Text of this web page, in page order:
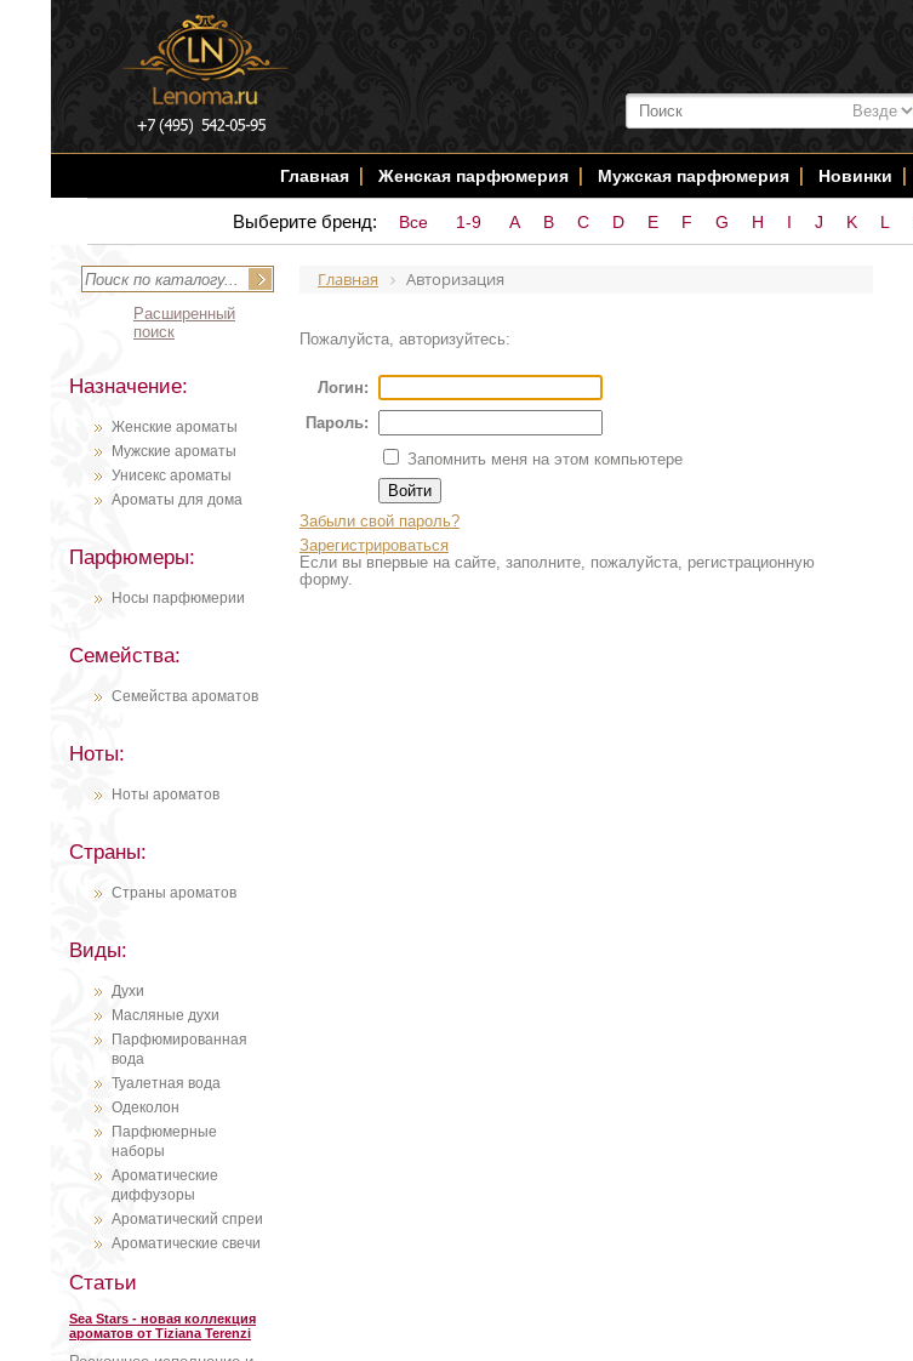
Главная Женская парфюмерия Мужская парфюмерия Новинки
Выберите бренд: Все 1-9 A B C D E F G H I J K L
Расширенный
поиск
Назначение:
Женские ароматы
Мужские ароматы
Унисекс ароматы
Ароматы для дома
Парфюмеры:
Носы парфюмерии
Семейства:
Семейства ароматов
Ноты:
Ноты ароматов
Страны:
Страны ароматов
Виды:
Духи
Масляные духи
Парфюмированная
вода
Туалетная вода
Одеколон
Парфюмерные
наборы
Ароматические
диффузоры
Ароматический спреи
Ароматические свечи
Статьи
Sea Stars - новая коллекция
ароматов от Tiziana Terenzi
Главная Авторизация
Пожалуйста, авторизуйтесь:
Логин:
Пароль:
Запомнить меня на этом компьютере
Забыли свой пароль?
Зарегистрироваться
Если вы впервые на сайте, заполните, пожалуйста, регистрационную
форму.